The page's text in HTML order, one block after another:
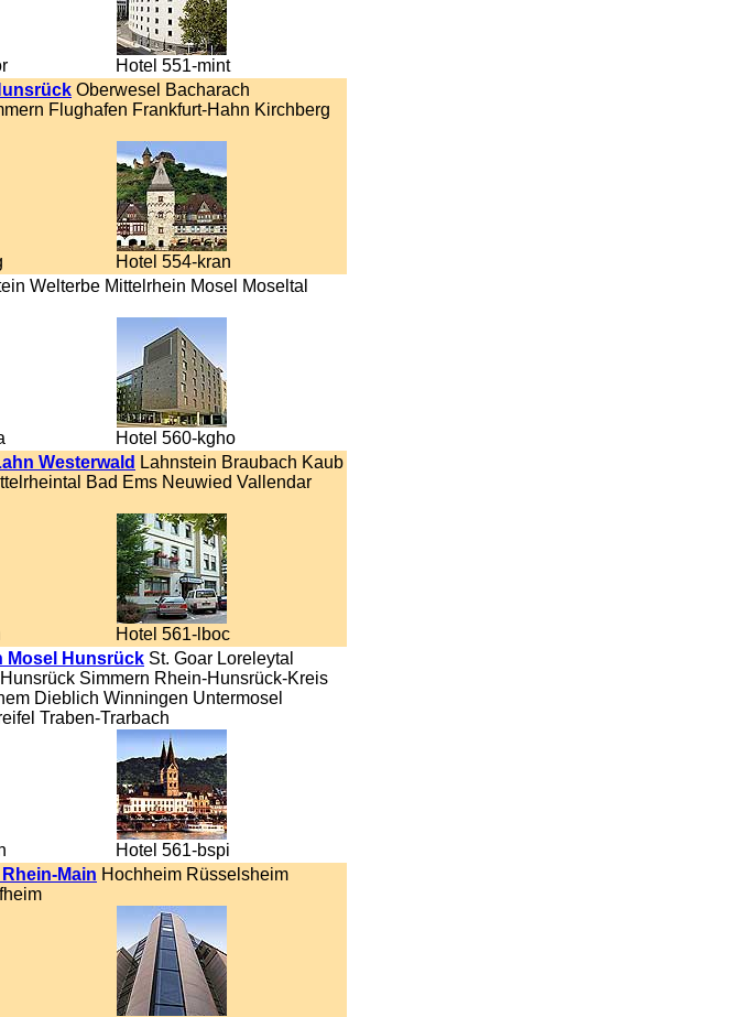
Hotel 551-mint
Oberwesel Bacharach
Flughafen Frankfurt-Hahn Kirchberg
Hotel 554-kran
Welterbe Mittelrhein Mosel Moseltal
Hotel 560-kgho
Westerwald Lahnstein Braubach Kaub
Bad Ems Neuwied Vallendar
Hotel 561-lboc
Mosel Hunsrück St. Goar Loreleytal
Simmern Rhein-Hunsrück-Kreis
Dieblich Winningen Untermosel
Traben-Trarbach
Hotel 561-bspi
Main Hochheim Rüsselsheim